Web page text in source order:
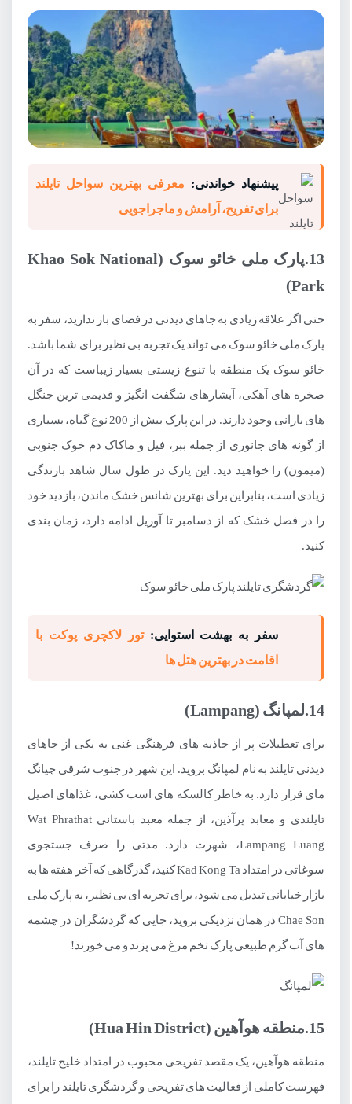
پیشنهاد خواندنی: معرفی بهترین سواحل تایلند
برای تفریح، آرامش و ماجراجویی
13.پارک ملی خائو سوک (Khao Sok National
Park)
حتی اگر علاقه زیادی به جاهای دیدنی در فضای باز ندارید، سفر به
پارک ملی خائو سوک می تواند یک تجربه بی نظیر برای شما باشد.
خائو سوک یک منطقه با تنوع زیستی بسیار زیباست که در آن
صخره های آهکی، آبشارهای شگفت انگیز و قدیمی ترین جنگل
های بارانی وجود دارند. در این پارک بیش از 200 نوع گیاه، بسیاری
از گونه های جانوری از جمله ببر، فیل و ماکاک دم خوک جنوبی
(میمون) را خواهید دید. این پارک در طول سال شاهد بارندگی
زیادی است، بنابراین برای بهترین شانس خشک ماندن، بازدید خود
را در فصل خشک که از دسامبر تا آوریل ادامه دارد، زمان بندی
کنید.
سفر به بهشت استوایی: تور لاکچری پوکت با
اقامت در بهترین هتل ها
14.لمپانگ (Lampang)
برای تعطیلات پر از جاذبه های فرهنگی غنی به یکی از جاهای
دیدنی تایلند به نام لمپانگ بروید. این شهر در جنوب شرقی چیانگ
مای قرار دارد. به خاطر کالسکه های اسب کشی، غذاهای اصیل
تایلندی و معابد پرآذین، از جمله معبد باستانی Wat Phrathat
Lampang Luang، شهرت دارد. مدتی را صرف جستجوی
سوغاتی در امتداد Kad Kong Ta کنید، گذرگاهی که آخر هفته ها به
بازار خیابانی تبدیل می شود، برای تجربه ای بی نظیر، به پارک ملی
Chae Son در همان نزدیکی بروید، جایی که گردشگران در چشمه
های آب گرم طبیعی پارک تخم مرغ می پزند و می خورند!
15.منطقه هوآهین (Hua Hin District)
منطقه هوآهین، یک مقصد تفریحی محبوب در امتداد خلیج تایلند،
فهرست کاملی از فعالیت های تفریحی و گردشگری تایلند را برای